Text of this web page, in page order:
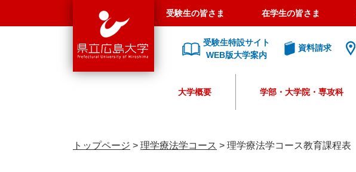
島
大
受験生の皆さま 在学生の皆さま
受験生特設サイト
WEB版大学案内
資料請求
大学概要 学部・大学院・専攻科
トップページ > 理学療法学コース > 理学療法学コース教育課程表